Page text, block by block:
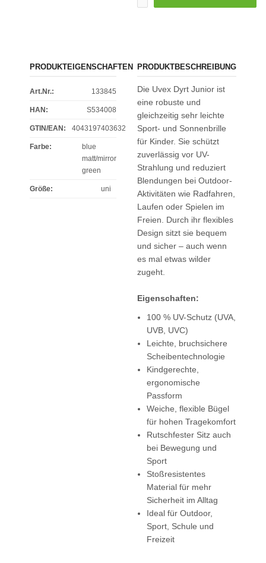
PRODUKTEIGENSCHAFTEN
Art.Nr.: 133845
HAN: S534008
GTIN/EAN: 4043197403632
Farbe:
blue
matt/mirror
green
Größe: uni
PRODUKTBESCHREIBUNG
Die Uvex Dyrt Junior ist
eine robuste und
gleichzeitig sehr leichte
Sport- und Sonnenbrille
für Kinder. Sie schützt
zuverlässig vor UV-
Strahlung und reduziert
Blendungen bei Outdoor-
Aktivitäten wie Radfahren,
Laufen oder Spielen im
Freien. Durch ihr flexibles
Design sitzt sie bequem
und sicher – auch wenn
es mal etwas wilder
zugeht.
Eigenschaften:
100 % UV-Schutz (UVA,
UVB, UVC)
Leichte, bruchsichere
Scheibentechnologie
Kindgerechte,
ergonomische
Passform
Weiche, flexible Bügel
für hohen Tragekomfort
Rutschfester Sitz auch
bei Bewegung und
Sport
Stoßresistentes
Material für mehr
Sicherheit im Alltag
Ideal für Outdoor,
Sport, Schule und
Freizeit